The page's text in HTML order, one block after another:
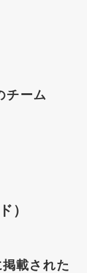
チーム
）
載された